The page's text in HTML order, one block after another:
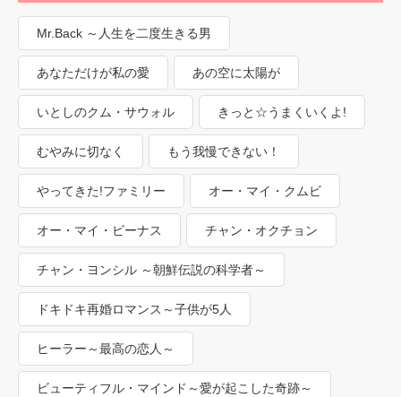
Mr.Back ～人生を二度生きる男
あなただけが私の愛 あの空に太陽が
いとしのクム・サウォル きっと☆うまくいくよ!
むやみに切なく もう我慢できない！
やってきた!ファミリー オー・マイ・クムビ
オー・マイ・ビーナス チャン・オクチョン
チャン・ヨンシル ～朝鮮伝説の科学者～
ドキドキ再婚ロマンス～子供が5人
ヒーラー～最高の恋人～
ビューティフル・マインド～愛が起こした奇跡～